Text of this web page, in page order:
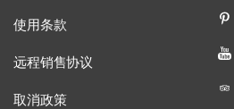
使用条款
远程销售协议
取消政策